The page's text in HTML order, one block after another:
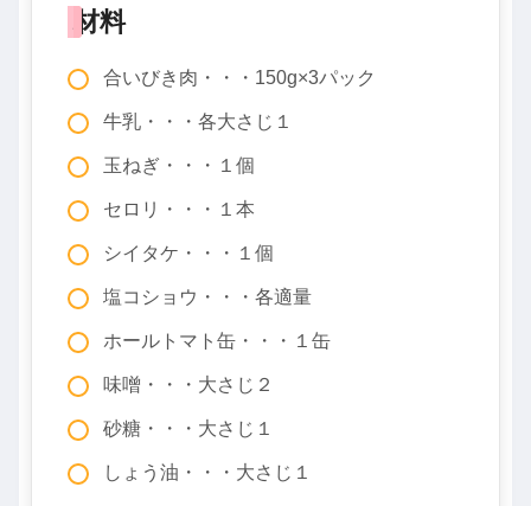
材料
合いびき肉・・・150g×3パック
牛乳・・・各大さじ１
玉ねぎ・・・１個
セロリ・・・１本
シイタケ・・・１個
塩コショウ・・・各適量
ホールトマト缶・・・１缶
味噌・・・大さじ２
砂糖・・・大さじ１
しょう油・・・大さじ１